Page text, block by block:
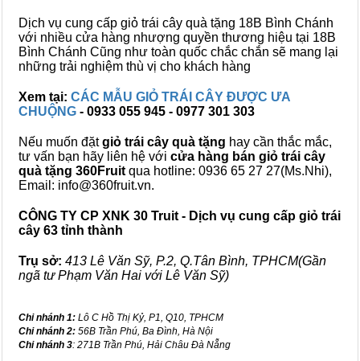
Dịch vụ cung cấp giỏ trái cây quà tặng 18B Bình Chánh
với nhiều cửa hàng nhượng quyền thương hiệu tại 18B
Bình Chánh Cũng như toàn quốc chắc chắn sẽ mang lại
những trải nghiệm thù vị cho khách hàng
Xem tại: CÁC MẪU GIỎ TRÁI CÂY ĐƯỢC ƯA
CHUỘNG - 0933 055 945 - 0977 301 303
Nếu muốn đặtgiỏ trái cây quà tặng hay cần thắc mắc,
tư vấn bạn hãy liên hệ với cửa hàng bán giỏ trái cây
quà tặng 360Fruit qua hotline: 0936 65 27 27(Ms.Nhi),
Email: info@360fruit.vn.
CÔNG TY CP XNK 30 Truit - Dịch vụ cung cấp giỏ trái
cây 63 tỉnh thành
Trụ sở: 413 Lê Văn Sỹ, P.2, Q.Tân Bình, TPHCM(Gần
ngã tư Phạm Văn Hai với Lê Văn Sỹ)
Chi nhánh 1: Lô C Hồ Thị Kỷ, P1, Q10, TPHCM
Chi nhánh 2: 56B Trần Phú, Ba Đình, Hà Nội
Chi nhánh 3: 271B Trần Phú, Hải Châu Đà Nẵng